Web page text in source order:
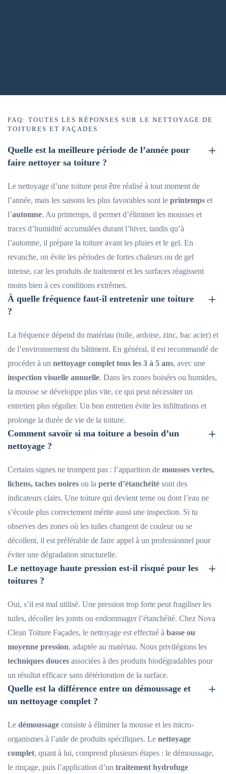
FAQ: TOUTES LES RÉPONSES SUR LE NETTOYAGE DE
TOITURES ET FAÇADES
Quelle est la meilleure période de l’année pour
faire nettoyer sa toiture ?
Le nettoyage d’une toiture peut être réalisé à tout moment de
l’année, mais les saisons les plus favorables sont le printemps et
l’automne. Au printemps, il permet d’éliminer les mousses et
traces d’humidité accumulées durant l’hiver, tandis qu’à
l’automne, il prépare la toiture avant les pluies et le gel. En
revanche, on évite les périodes de fortes chaleurs ou de gel
intense, car les produits de traitement et les surfaces réagissent
moins bien à ces conditions extrêmes.
À quelle fréquence faut-il entretenir une toiture
?
La fréquence dépend du matériau (tuile, ardoise, zinc, bac acier) et
de l’environnement du bâtiment. En général, il est recommandé de
procéder à un nettoyage complet tous les 3 à 5 ans, avec une
inspection visuelle annuelle. Dans les zones boisées ou humides,
la mousse se développe plus vite, ce qui peut nécessiter un
entretien plus régulier. Un bon entretien évite les infiltrations et
prolonge la durée de vie de la toiture.
Comment savoir si ma toiture a besoin d’un
nettoyage ?
Certains signes ne trompent pas : l’apparition de mousses vertes,
lichens, taches noires ou la perte d’étanchéité sont des
indicateurs clairs. Une toiture qui devient terne ou dont l’eau ne
s’écoule plus correctement mérite aussi une inspection. Si tu
observes des zones où les tuiles changent de couleur ou se
décollent, il est préférable de faire appel à un professionnel pour
éviter une dégradation structurelle.
Le nettoyage haute pression est-il risqué pour les
toitures ?
Oui, s’il est mal utilisé. Une pression trop forte peut fragiliser les
tuiles, décoller les joints ou endommager l’étanchéité. Chez Nova
Clean Toiture Façades, le nettoyage est effectué à basse ou
moyenne pression, adaptée au matériau. Nous privilégions les
techniques douces associées à des produits biodégradables pour
un résultat efficace sans détérioration de la surface.
Quelle est la différence entre un démoussage et
un nettoyage complet ?
Le démoussage consiste à éliminer la mousse et les micro-
organismes à l’aide de produits spécifiques. Le nettoyage
complet, quant à lui, comprend plusieurs étapes : le démoussage,
le rinçage, puis l’application d’un traitement hydrofuge